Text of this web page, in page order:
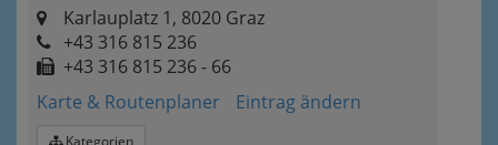
Karlauplatz 1, 8020 Graz
+43 316 815 236
+43 316 815 236 - 66
Karte & Routenplaner
Eintrag ändern
Kategorien